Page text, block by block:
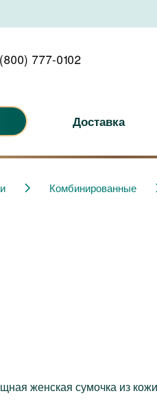
777-0102
Доставка
Комбинированные